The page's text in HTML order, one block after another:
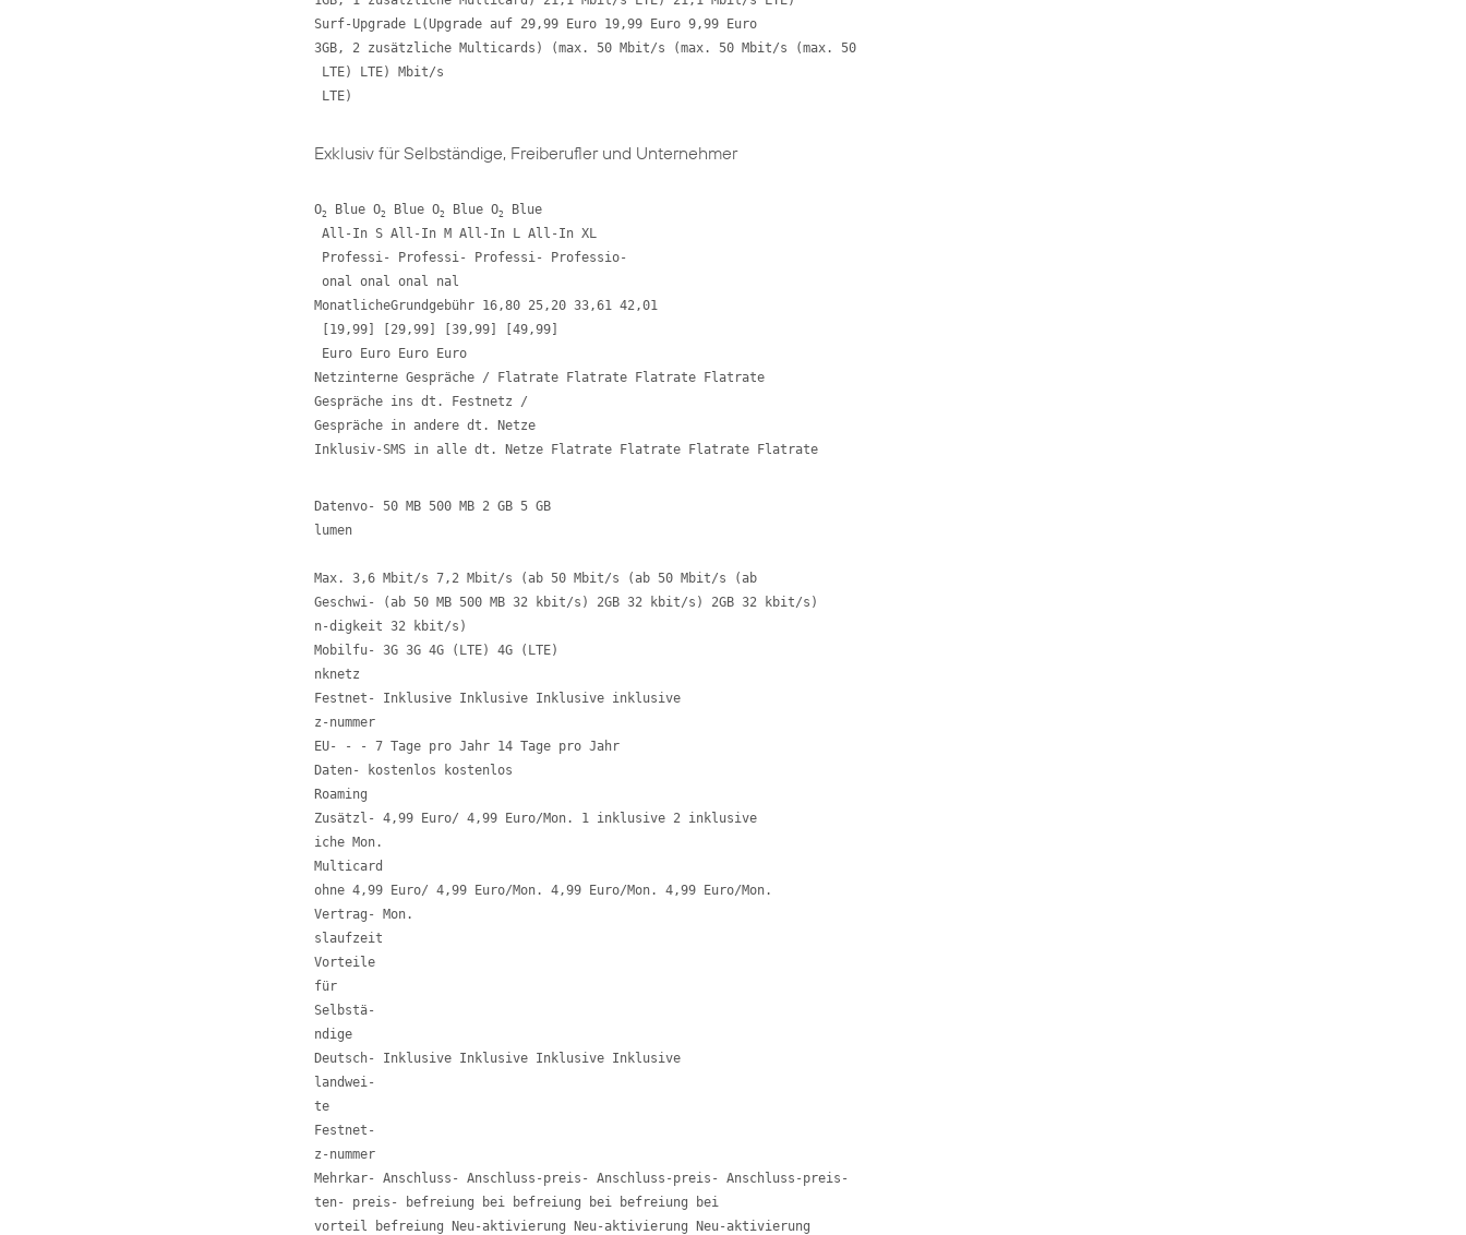
Surf-Upgrade L(Upgrade auf 29,99 Euro 19,99 Euro 9,99 Euro
3GB, 2 zusätzliche Multicards) (max. 50 Mbit/s (max. 50 Mbit/s (max. 50
LTE) LTE) Mbit/s
LTE)
Exklusiv für Selbständige, Freiberufler und Unternehmer
O2 Blue O2 Blue O2 Blue O2
Blue
All-In S All-In M All-In L All-In XL
Professi- Professi- Professi- Professio-
onal onal onal nal
MonatlicheGrundgebühr 16,80 25,20 33,61 42,01
[19,99] [29,99] [39,99] [49,99]
Euro Euro Euro Euro
Netzinterne Gespräche / Flatrate Flatrate Flatrate Flatrate
Gespräche ins dt. Festnetz /
Gespräche in andere dt. Netze
Inklusiv-SMS in alle dt. Netze Flatrate Flatrate Flatrate Flatrate
Datenvo- 50 MB 500 MB 2 GB 5 GB
lumen
Max. 3,6 Mbit/s 7,2 Mbit/s (ab 50 Mbit/s (ab 50 Mbit/s (ab
Geschwi- (ab 50 MB 500 MB 32 kbit/s) 2GB 32 kbit/s) 2GB 32 kbit/s)
n-digkeit 32 kbit/s)
Mobilfu- 3G 3G 4G (LTE) 4G (LTE)
nknetz
Festnet- Inklusive Inklusive Inklusive inklusive
z-nummer
EU- - - 7 Tage pro Jahr 14 Tage pro Jahr
Daten- kostenlos kostenlos
Roaming
Zusätzl- 4,99 Euro/ 4,99 Euro/Mon. 1 inklusive 2 inklusive
iche Mon.
Multicard
ohne 4,99 Euro/ 4,99 Euro/Mon. 4,99 Euro/Mon. 4,99 Euro/Mon.
Vertrag- Mon.
slaufzeit
Vorteile
für
Selbstä-
ndige
Deutsch- Inklusive Inklusive Inklusive Inklusive
landwei-
te
Festnet-
z-nummer
Mehrkar- Anschluss- Anschluss-preis- Anschluss-preis- Anschluss-preis-
ten- preis- befreiung bei befreiung bei befreiung bei
vorteil befreiung Neu-aktivierung Neu-aktivierung Neu-aktivierung